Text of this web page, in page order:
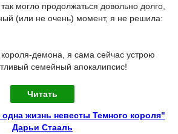
могло продолжаться довольно долго,
(или не очень) момент, я не решила:
демона, я сама сейчас устрою
семейный апокалипсис!
Читать
жизнь невесты Темного короля"
Дарьи Стааль